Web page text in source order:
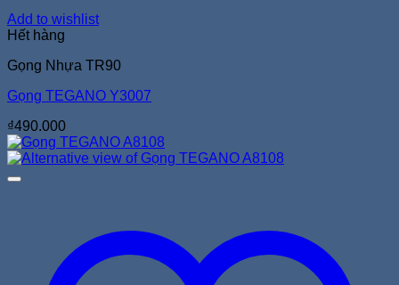
Add to wishlist
Hết hàng
Gọng Nhựa TR90
Gọng TEGANO Y3007
₫490.000